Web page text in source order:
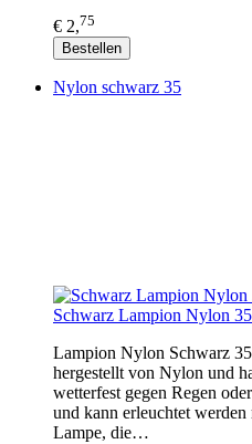
€ 2,75
Bestellen
Nylon schwarz 35
Schwarz Lampion Nylon
Lampion Nylon Schwarz
hergestellt von Nylon und
wetterfest gegen Regen
und kann erleuchtet
Lampe, die…